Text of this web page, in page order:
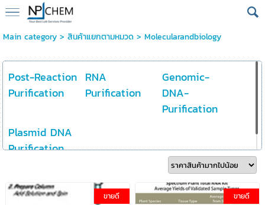
Main category> สินค้าแยกตามหมวด> Molecularandbiology
Post-Reaction
Purification
RNA
Purification
Genomic-
DNA-
Purification
Plasmid DNA
Purification
ขายดี ขายดี